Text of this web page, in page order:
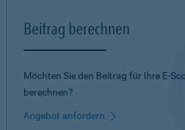
Beitrag berechnen
Möchten Sie den Beitrag für Ihre E-
berechnen?
Angebot anfordern